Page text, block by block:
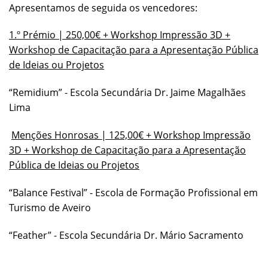
Apresentamos de seguida os vencedores:
1.º Prémio | 250,00€ + Workshop Impressão 3D +
Workshop de Capacitação para a Apresentação Pública
de Ideias ou Projetos
“Remidium” - Escola Secundária Dr. Jaime Magalhães
Lima
Menções Honrosas | 125,00€ + Workshop Impressão
3D + Workshop de Capacitação para a Apresentação
Pública de Ideias ou Projetos
“Balance Festival” - Escola de Formação Profissional em
Turismo de Aveiro
“Feather” - Escola Secundária Dr. Mário Sacramento